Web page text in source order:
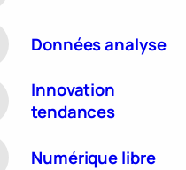
Données analyse
Innovation
tendances
Numérique libre